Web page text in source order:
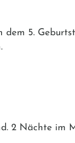
dem 5.
2 Nächte im